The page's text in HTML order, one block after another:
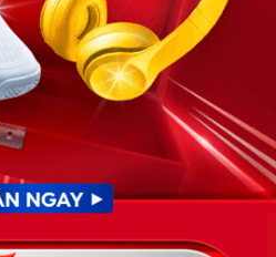
Giấy phép hoạt động dịch vụ
việc làm số 54/2019/SLĐTBXH-
GP do Sở lao động thương
binh và xã hội cấp ngày 30
tháng 12 năm 2019.